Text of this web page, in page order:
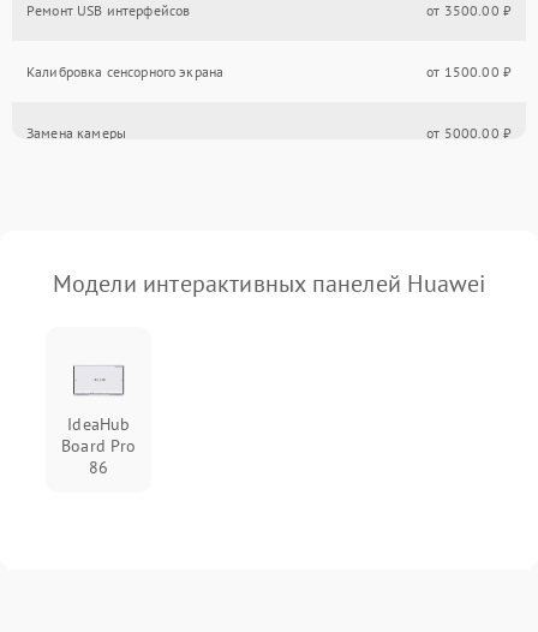
Ремонт USB интерфейсов от 3500.00 ₽
Калибровка сенсорного экрана от 1500.00 ₽
Замена камеры от 5000.00 ₽
Ремонт механизма подставки/наклона
Модели интерактивных панелей Huawei
IdeaHub
Board Pro
86